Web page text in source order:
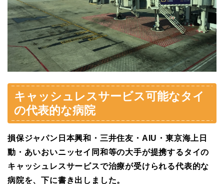
キャッシュレスサービス可能なタイ
の代表的な病院
損保ジャパン日本興和・三井住友・AIU・東京海上日
動・あいおいニッセイ同和等の大手が提携するタイの
キャッシュレスサービスで治療が受けられる代表的な
病院を、下に書き出しました。